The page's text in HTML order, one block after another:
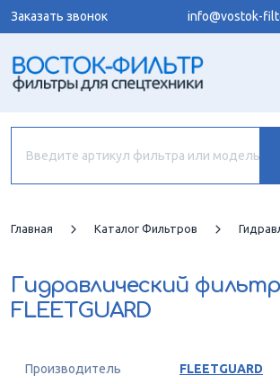
Заказать звонок info@vostok-
Главная Каталог Фильтров
Гидравлический фильтр
FLEETGUARD
Производитель FLEETGUARD